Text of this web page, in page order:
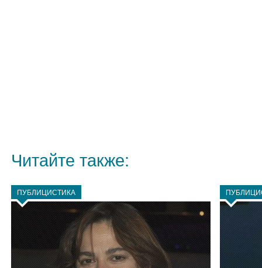
Читайте также:
ПУБЛИЦИСТИКА